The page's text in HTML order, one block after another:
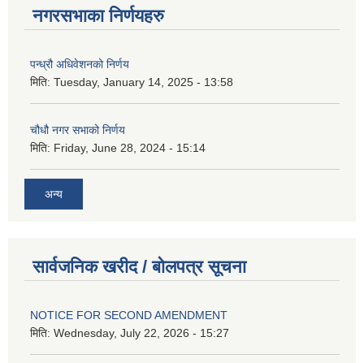
नगरसभाका निर्णयहरु
पन्ध्रौ अधिवेशनको निर्णय
मिति: Tuesday, January 14, 2025 - 13:58
चौधौ नगर सभाको निर्णय
मिति: Friday, June 28, 2024 - 15:14
अन्य
सार्वजनिक खरीद / बोलपत्र सूचना
NOTICE FOR SECOND AMENDMENT
मिति: Wednesday, July 22, 2026 - 15:27